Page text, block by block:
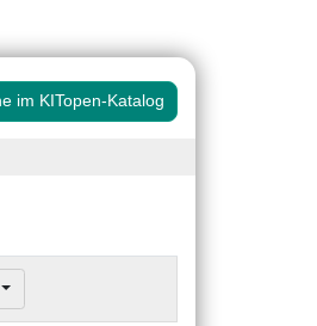
im KITopen-Katalog